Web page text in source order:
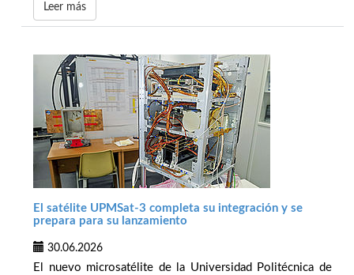
Leer más
El satélite UPMSat-3 completa su integración y se
prepara para su lanzamiento
30.06.2026
El nuevo microsatélite de la Universidad Politécnica de